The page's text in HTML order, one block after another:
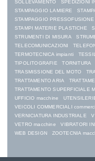
SOLLEVAMENTO
SPEDIZIONI
STAMPAGGIO LAMIERE
STAMPAGGIO PRESSOFUSIONE
STAMPI MATERIE PLASTICHE
STRUMENTI DI MISURA
TELECOMUNICAZIONI
TERMOTECNICA impianti
TIPOLITOGRAFIE
TORNITURA
TRASMISSIONE DEL MOTO
TRATTAMENTO ARIA
TRATTAMENTO SUPERFICIALE
UFFICIO macchine
VEICOLI COMMERCIALI
VERNICIATURA INDUSTRIALE
VETRO macchine
VIBRATORI
WEB DESIGN
ZOOTECNIA